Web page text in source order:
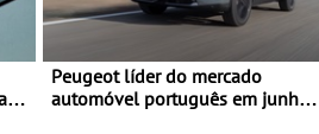
Peugeot líder do mercado
automóvel português em junho e